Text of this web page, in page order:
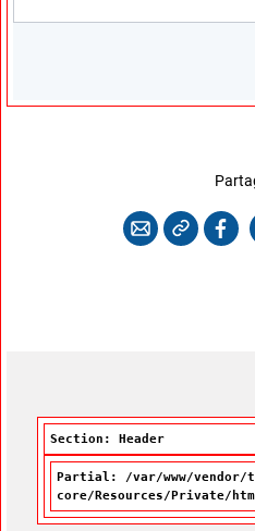
CourrielCopier X
Section: Header
Partial: /var/www/vendor/
core/Resources/Private/